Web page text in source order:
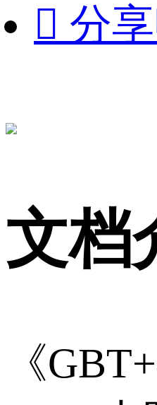
 分
文档
《